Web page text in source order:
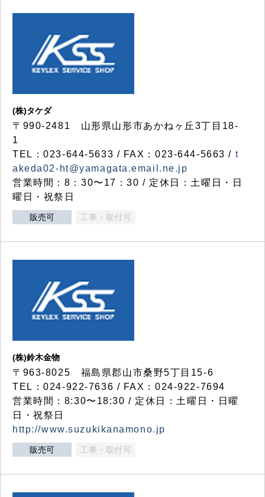
(株)タケダ
〒990-2481 山形県山形市あかねヶ丘3丁目18-
1
TEL：023-644-5633 / FAX：023-644-5663 / t
akeda02-ht@yamagata.email.ne.jp
営業時間：8：30〜17：30 / 定休日：土曜日・日
曜日・祝祭日
販売可 工事・取付可
(株)鈴木金物
〒963-8025 福島県郡山市桑野5丁目15-6
TEL：024-922-7636 / FAX：024-922-7694
営業時間：8:30〜18:30 / 定休日：土曜日・日曜
日・祝祭日
http://www.suzukikanamono.jp
販売可 工事・取付可